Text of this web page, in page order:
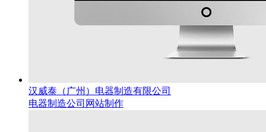
汉威泰（广州）电器制造有限公司
电器制造公司网站制作